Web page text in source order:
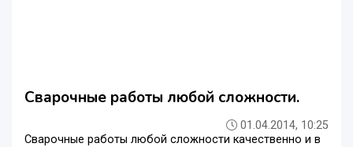
Сварочные работы любой сложности.
01.04.2014, 10:25
Сварочные работы любой сложности качественно и в